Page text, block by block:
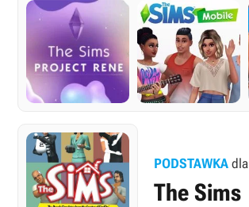
PODSTAWKA dla
The Sims